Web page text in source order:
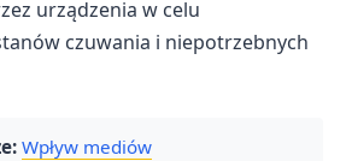
urządzenia w celu
czuwania i niepotrzebnych
Wpływ mediów